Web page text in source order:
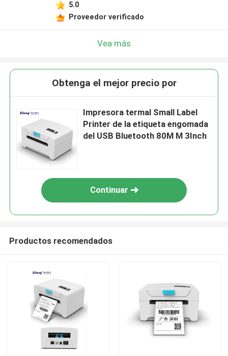
5.0
Proveedor verificado
Vea más
Obtenga el mejor precio por
Impresora termal Small Label
Printer de la etiqueta engomada
del USB Bluetooth 80M M 3Inch
Continuar
Productos recomendados